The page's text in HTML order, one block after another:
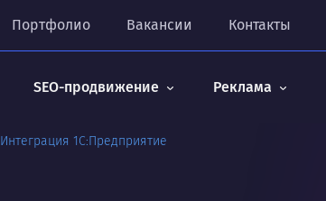
Портфолио Вакансии Контакты
SEO-продвижение Реклама
Интеграция 1С:Предприятие